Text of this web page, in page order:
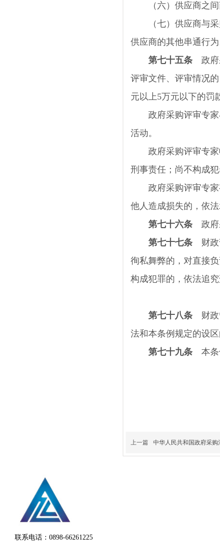
（六）供应商之间
（七）供应商与采
供应商的其他串通行
第七十五条 政府
评审文件、评审情况
元以上5万元以下的罚
政府采购评审专家
活动。
政府采购评审专家
刑事责任；尚不构成
政府采购评审专家
他人造成损失的，依
第七十六条 政府
第七十七条 财政
徇私舞弊的，对直接
构成犯罪的，依法追
第七十八条 财政
法和本条例规定的设
第七十九条 本条
上一篇 中华人民共和国政府采购
联系电话：0898-66261225